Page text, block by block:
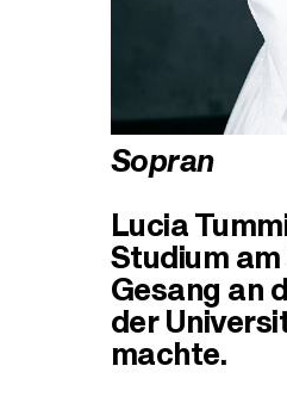
Sopran
Lucia
Studium
Gesang an
der
machte.